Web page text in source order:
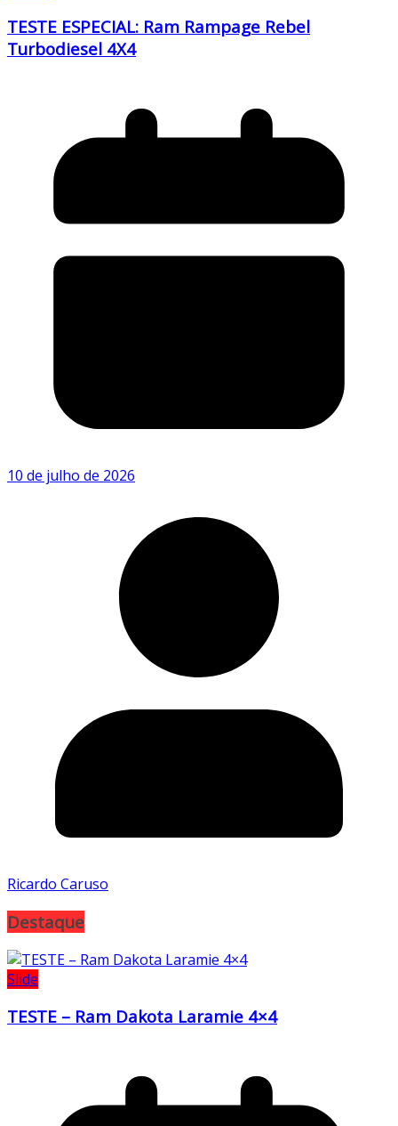
TESTE ESPECIAL: Ram Rampage Rebel
Turbodiesel 4X4
10 de julho de 2026
Ricardo Caruso
Destaque
Slide
TESTE – Ram Dakota Laramie 4×4